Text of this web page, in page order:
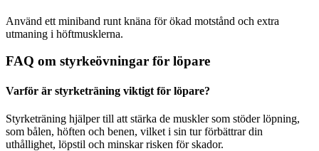
Använd ett miniband runt knäna för ökad motstånd och extra
utmaning i höftmusklerna.
FAQ om styrkeövningar för löpare
Varför är styrketräning viktigt för löpare?
Styrketräning hjälper till att stärka de muskler som stöder löpning,
som bålen, höften och benen, vilket i sin tur förbättrar din
uthållighet, löpstil och minskar risken för skador.